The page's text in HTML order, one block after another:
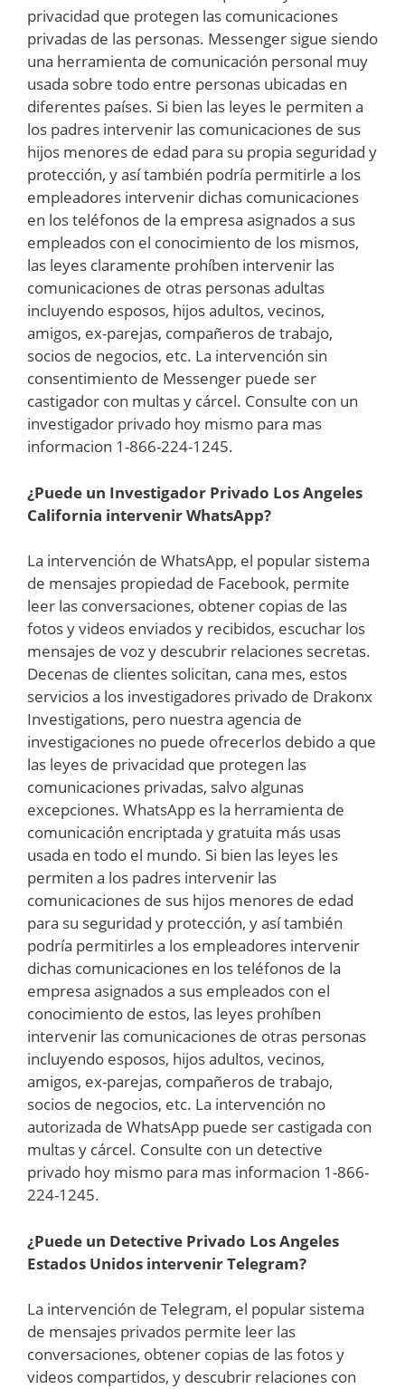
privacidad que protegen las comunicaciones
privadas de las personas. Messenger sigue siendo
una herramienta de comunicación personal muy
usada sobre todo entre personas ubicadas en
diferentes países. Si bien las leyes le permiten a
los padres intervenir las comunicaciones de sus
hijos menores de edad para su propia seguridad y
protección, y así también podría permitirle a los
empleadores intervenir dichas comunicaciones
en los teléfonos de la empresa asignados a sus
empleados con el conocimiento de los mismos,
las leyes claramente prohíben intervenir las
comunicaciones de otras personas adultas
incluyendo esposos, hijos adultos, vecinos,
amigos, ex-parejas, compañeros de trabajo,
socios de negocios, etc. La intervención sin
consentimiento de Messenger puede ser
castigador con multas y cárcel. Consulte con un
investigador privado hoy mismo para mas
informacion 1-866-224-1245.
¿Puede un Investigador Privado Los Angeles
California intervenir WhatsApp?
La intervención de WhatsApp, el popular sistema
de mensajes propiedad de Facebook, permite
leer las conversaciones, obtener copias de las
fotos y videos enviados y recibidos, escuchar los
mensajes de voz y descubrir relaciones secretas.
Decenas de clientes solicitan, cana mes, estos
servicios a los investigadores privado de Drakonx
Investigations, pero nuestra agencia de
investigaciones no puede ofrecerlos debido a que
las leyes de privacidad que protegen las
comunicaciones privadas, salvo algunas
excepciones. WhatsApp es la herramienta de
comunicación encriptada y gratuita más usas
usada en todo el mundo. Si bien las leyes les
permiten a los padres intervenir las
comunicaciones de sus hijos menores de edad
para su seguridad y protección, y así también
podría permitirles a los empleadores intervenir
dichas comunicaciones en los teléfonos de la
empresa asignados a sus empleados con el
conocimiento de estos, las leyes prohíben
intervenir las comunicaciones de otras personas
incluyendo esposos, hijos adultos, vecinos,
amigos, ex-parejas, compañeros de trabajo,
socios de negocios, etc. La intervención no
autorizada de WhatsApp puede ser castigada con
multas y cárcel. Consulte con un detective
privado hoy mismo para mas informacion 1-866-
224-1245.
¿Puede un Detective Privado Los Angeles
Estados Unidos intervenir Telegram?
La intervención de Telegram, el popular sistema
de mensajes privados permite leer las
conversaciones, obtener copias de las fotos y
videos compartidos, y descubrir relaciones con